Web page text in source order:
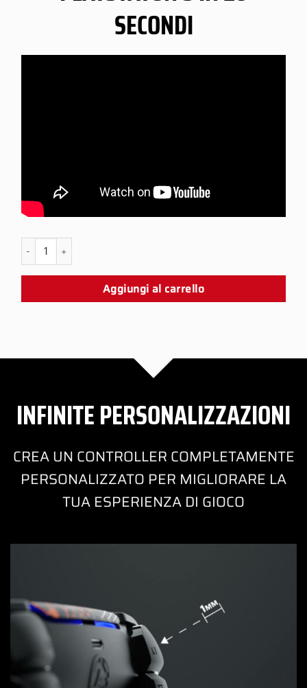
SECONDI
PS5 Ragnarok Snap Panel quantità
Aggiungi al carrello
INFINITE PERSONALIZZAZIONI
CREA UN CONTROLLER COMPLETAMENTE
PERSONALIZZATO PER MIGLIORARE LA
TUA ESPERIENZA DI GIOCO